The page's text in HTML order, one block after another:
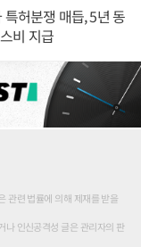
허분쟁 매듭, 5년 동
비 지급
관련 법률에 의해 제재를 받을
나 인신공격성 글은 관리자의 판